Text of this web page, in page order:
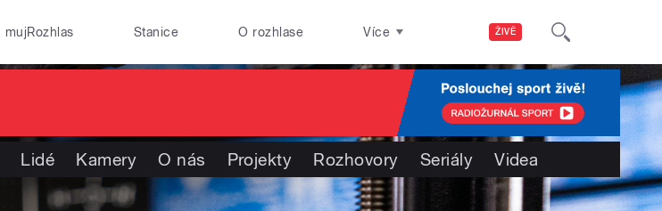
ŽIVĚ
mujRozhlas Stanice O rozhlase Více
Lidé Kamery O nás Projekty Rozhovory Seriály Videa